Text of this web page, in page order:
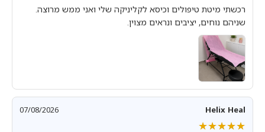
רכשתי מיטת טיפולים וכיסא לקליניקה שלי ואני ממש מרוצה.
שניהם נוחים, יציבים ונראים מצוין.
Helix Heal
07/08/2026
★★★★★
★★★★★